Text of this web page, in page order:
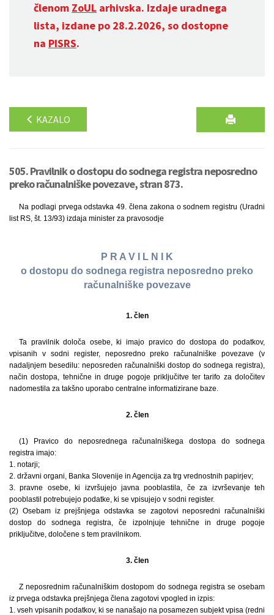
členom ZoUL arhivska. Izdaje uradnega
lista, izdane po 28.2.2026, so dostopne
na PISRS.
KAZALO
505. Pravilnik o dostopu do sodnega registra neposredno
preko računalniške povezave, stran 873.
Na podlagi prvega odstavka 49. člena zakona o sodnem registru (Uradni
list RS, št. 13/93) izdaja minister za pravosodje
P R A V I L N I K
o dostopu do sodnega registra neposredno preko
računalniške povezave
1. člen
Ta pravilnik določa osebe, ki imajo pravico do dostopa do podatkov,
vpisanih v sodni register, neposredno preko računalniške povezave (v
nadaljnjem besedilu: neposreden računalniški dostop do sodnega registra),
način dostopa, tehnične in druge pogoje priključitve ter tarifo za določitev
nadomestila za takšno uporabo centralne informatizirane baze.
2. člen
(1) Pravico do neposrednega računalniškega dostopa do sodnega
registra imajo:
1. notarji;
2. državni organi, Banka Slovenije in Agencija za trg vrednostnih papirjev;
3. pravne osebe, ki izvršujejo javna pooblastila, če za izvrševanje teh
pooblastil potrebujejo podatke, ki se vpisujejo v sodni register.
(2) Osebam iz prejšnjega odstavka se zagotovi neposredni računalniški
dostop do sodnega registra, če izpolnjuje tehnične in druge pogoje
priključitve, določene s tem pravilnikom.
3. člen
Z neposrednim računalniškim dostopom do sodnega registra se osebam
iz prvega odstavka prejšnjega člena zagotovi vpogled in izpis:
1. vseh vpisanih podatkov, ki se nanašajo na posamezen subjekt vpisa (redni